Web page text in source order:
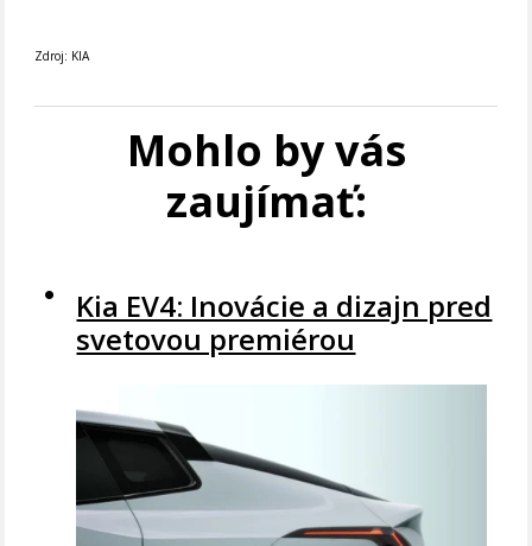
Zdroj: KIA
Mohlo by vás
zaujímať:
Kia EV4: Inovácie a dizajn pred
svetovou premiérou